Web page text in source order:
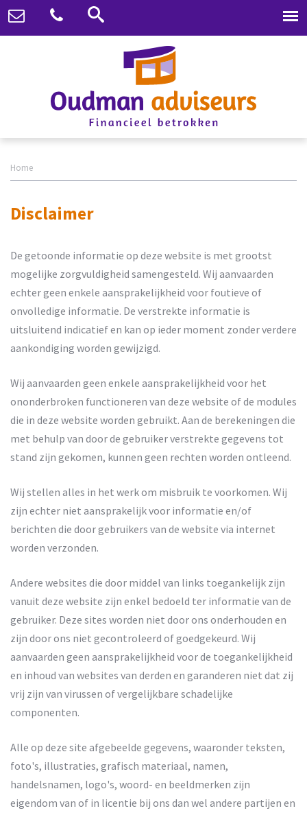
Home
Disclaimer
De getoonde informatie op deze website is met grootst
mogelijke zorgvuldigheid samengesteld. Wij aanvaarden
echter geen enkele aansprakelijkheid voor foutieve of
onvolledige informatie. De verstrekte informatie is
uitsluitend indicatief en kan op ieder moment zonder verdere
aankondiging worden gewijzigd.
Wij aanvaarden geen enkele aansprakelijkheid voor het
ononderbroken functioneren van deze website of de modules
die in deze website worden gebruikt. Aan de berekeningen die
met behulp van door de gebruiker verstrekte gegevens tot
stand zijn gekomen, kunnen geen rechten worden ontleend.
Wij stellen alles in het werk om misbruik te voorkomen. Wij
zijn echter niet aansprakelijk voor informatie en/of
berichten die door gebruikers van de website via internet
worden verzonden.
Andere websites die door middel van links toegankelijk zijn
vanuit deze website zijn enkel bedoeld ter informatie van de
gebruiker. Deze sites worden niet door ons onderhouden en
zijn door ons niet gecontroleerd of goedgekeurd. Wij
aanvaarden geen aansprakelijkheid voor de toegankelijkheid
en inhoud van websites van derden en garanderen niet dat zij
vrij zijn van virussen of vergelijkbare schadelijke
componenten.
Alle op deze site afgebeelde gegevens, waaronder teksten,
foto's, illustraties, grafisch materiaal, namen,
handelsnamen, logo's, woord- en beeldmerken zijn
eigendom van of in licentie bij ons dan wel andere partijen en